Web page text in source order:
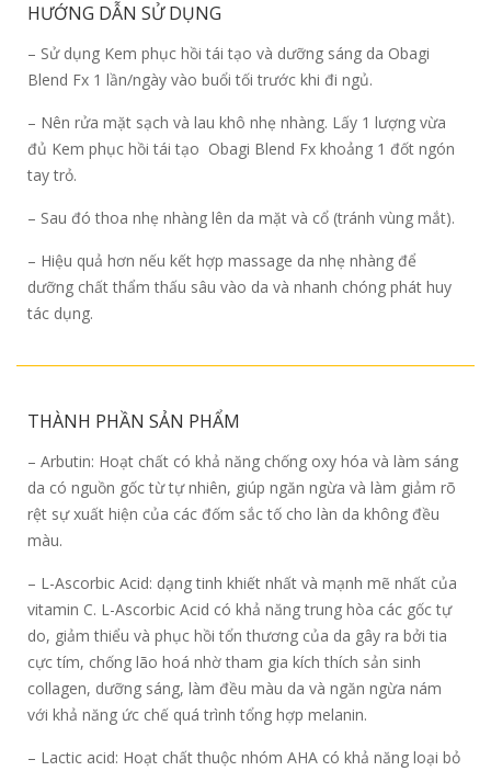
HƯỚNG DẪN SỬ DỤNG
– Sử dụng Kem phục hồi tái tạo và dưỡng sáng da Obagi
Blend Fx 1 lần/ngày vào buổi tối trước khi đi ngủ.
– Nên rửa mặt sạch và lau khô nhẹ nhàng. Lấy 1 lượng vừa
đủ Kem phục hồi tái tạo Obagi Blend Fx khoảng 1 đốt ngón
tay trỏ.
– Sau đó thoa nhẹ nhàng lên da mặt và cổ (tránh vùng mắt).
– Hiệu quả hơn nếu kết hợp massage da nhẹ nhàng để
dưỡng chất thẩm thấu sâu vào da và nhanh chóng phát huy
tác dụng.
THÀNH PHẦN SẢN PHẨM
– Arbutin: Hoạt chất có khả năng chống oxy hóa và làm sáng
da có nguồn gốc từ tự nhiên, giúp ngăn ngừa và làm giảm rõ
rệt sự xuất hiện của các đốm sắc tố cho làn da không đều
màu.
– L-Ascorbic Acid: dạng tinh khiết nhất và mạnh mẽ nhất của
vitamin C. L-Ascorbic Acid có khả năng trung hòa các gốc tự
do, giảm thiểu và phục hồi tổn thương của da gây ra bởi tia
cực tím, chống lão hoá nhờ tham gia kích thích sản sinh
collagen, dưỡng sáng, làm đều màu da và ngăn ngừa nám
với khả năng ức chế quá trình tổng hợp melanin.
– Lactic acid: Hoạt chất thuộc nhóm AHA có khả năng loại bỏ